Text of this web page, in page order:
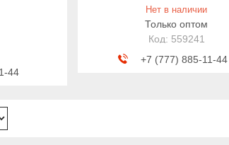
44
Нет в наличии
Только оптом
559241
+7 (777) 885-11-44